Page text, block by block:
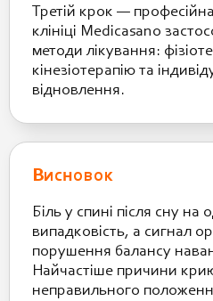
Третій крок —
клініці Medicasano
методи лікування:
кінезіотерапію та
відновлення.
Висновок
Біль у спині після сну
випадковість, а сигнал
порушення балансу
Найчастіше причини
неправильного